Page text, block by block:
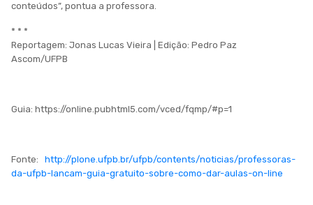
conteúdos”, pontua a professora.
* * *
Reportagem: Jonas Lucas Vieira | Edição: Pedro Paz
Ascom/UFPB
Guia: https://online.pubhtml5.com/vced/fqmp/#p=1
Fonte: http://plone.ufpb.br/ufpb/contents/noticias/professoras-
da-ufpb-lancam-guia-gratuito-sobre-como-dar-aulas-on-line